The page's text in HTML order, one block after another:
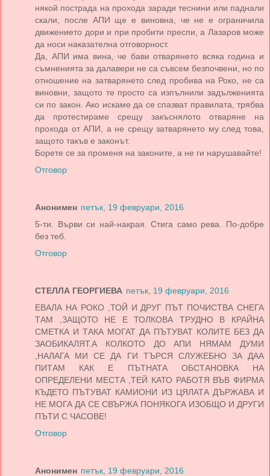
някой пострада на прохода заради теснини или паднали
скали, после АПИ ще е виновна, че не е ограничила
движението дори и при пробити преспи, а Лазаров може
да носи наказателна отговорност.
Да, АПИ има вина, че бави отварянето всяка година и
съмненията за далавери не са съвсем безпочвени, но по
отношение на затварянето след пробива на Роко, не са
виновни, защото те просто са изпълнили задълженията
си по закон. Ако искаме да се спазват правилата, трябва
да протестираме срещу закъснялото отваряне на
прохода от АПИ, а не срещу затварянето му след това,
защото такъв е законът.
Борете се за променя на законите, а не ги нарушавайте!
Отговор
Анонимен петък, 19 февруари, 2016
5-ти. Върви си най-накрая. Стига само рева. По-добре
без теб.
Отговор
СТЕЛЛА ГЕОРГИЕВА петък, 19 февруари, 2016
ЕВАЛА НА РОКО ,ТОЙ И ДРУГ ПЪТ ПОЧИСТВА СНЕГА
ТАМ ,ЗАЩОТО НЕ Е ТОЛКОВА ТРУДНО В КРАЙНА
СМЕТКА И ТАКА МОГАТ ДА ПЪТУВАТ КОЛИТЕ БЕЗ ДА
ЗАОБИКАЛЯТ.А КОЛКОТО ДО АПИ НЯМАМ ДУМИ
,НАЛАГА МИ СЕ ДА ГИ ТЪРСЯ СЛУЖЕБНО ЗА ДАА
ПИТАМ КАК Е ПЪТНАТА ОБСТАНОВКА НА
ОПРЕДЕЛЕНИ МЕСТА ,ТЕЙ КАТО РАБОТЯ ВЪВ ФИРМА
КЪДЕТО ПЪТУВАТ КАМИОНИ ИЗ ЦЯЛАТА ДЪРЖАВА И
НЕ МОГА ДА СЕ СВЪРЖА ПОНЯКОГА ИЗОБЩО И ДРУГИ
ПЪТИ С ЧАСОВЕ!
Отговор
Анонимен петък, 19 февруари, 2016